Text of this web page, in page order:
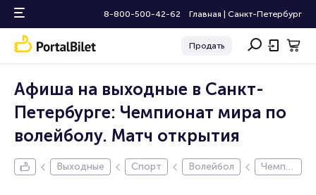
8-800-500-42-62 Главная Санкт-Петербург
Продать
Афиша на выходные в Санкт-
Петербурге: Чемпионат мира по
волейболу. Матч открытия
Выходные Спорт Волейбол
Чемпи